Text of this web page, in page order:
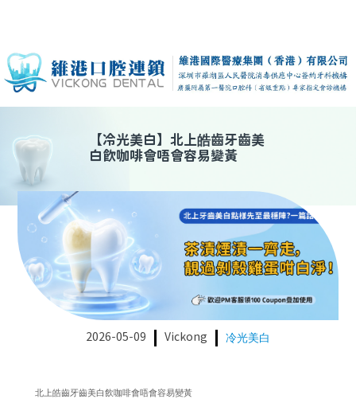
【冷光美白】 北上皓齒牙齒美
白飲咖啡會唔會容易變黃
2026-05-09 Vickong 冷光美白
北上皓齒牙齒美白飲咖啡會唔會容易變黃